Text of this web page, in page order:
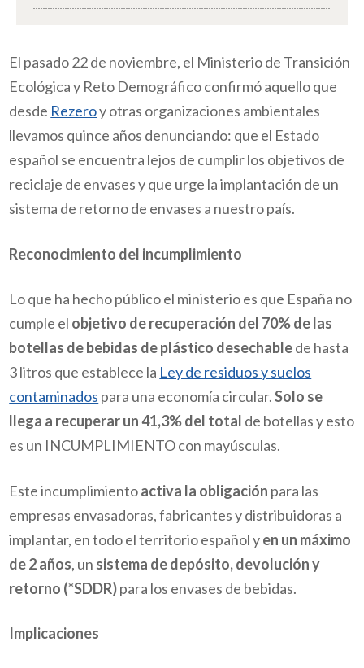
El pasado 22 de noviembre, el Ministerio de Transición
Ecológica y Reto Demográfico confirmó aquello que
desde Rezeroy otras organizaciones ambientales
llevamos quince años denunciando: que el Estado
español se encuentra lejos de cumplir los objetivos de
reciclaje de envases y que urge la implantación de un
sistema de retorno de envases a nuestro país.
Reconocimiento del incumplimiento
Lo que ha hecho público el ministerio es que España no
cumple el objetivo de recuperación del 70% de las
botellas de bebidas de plástico desechablede hasta
3 litros que establece la Ley de residuos y suelos
contaminados para una economía circular.Solo se
llega a recuperar un 41,3% del total de botellas y esto
es un INCUMPLIMIENTO con mayúsculas.
Este incumplimientoactiva la obligación para las
empresas envasadoras, fabricantes y distribuidoras a
implantar, en todo el territorio español yen un máximo
de 2 años, un sistema de depósito, devolución y
retorno (*SDDR)para los envases de bebidas.
Implicaciones